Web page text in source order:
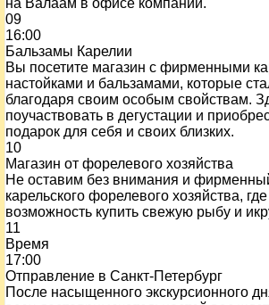
на Валаам в офисе компании.
09
16:00
Бальзамы Карелии
Вы посетите магазин с фирменными
настойками и бальзамами, которые
благодаря своим особым свойствам.
поучаствовать в дегустации и
подарок для себя и своих близких.
10
Магазин от форелевого хозяйства
Не оставим без внимания и
карельского форелевого хозяйства, где
возможность купить свежую рыбу и
11
Время
17:00
Отправление в Санкт-Петербург
После насыщенного экскурсионного